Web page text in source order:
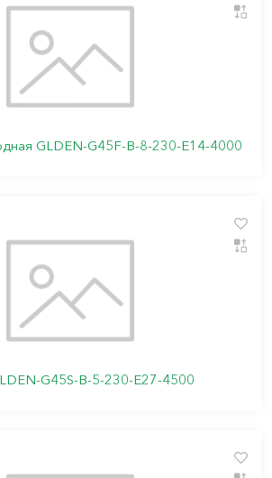
GLDEN-G45F-B-8-230-E14-4000
G45S-B-5-230-E27-4500